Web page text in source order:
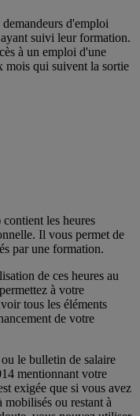
d'emploi
suivi leur formation.
à un emploi d'une
mois qui suivent la sortie
les heures
Il vous permet de
par une formation.
de ces heures au
à votre
tous les éléments
de votre
le bulletin de salaire
mentionnant votre
exigée que si vous avez
ou restant à